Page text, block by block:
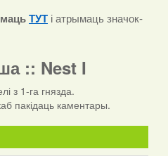
ТУТ і атрымаць значок-
:: Nest I
з 1-га гнязда.
пакідаць каментары.